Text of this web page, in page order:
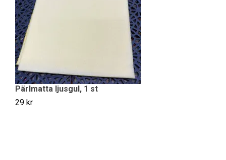
Pärlmatta ljusgul, 1 st
29 kr